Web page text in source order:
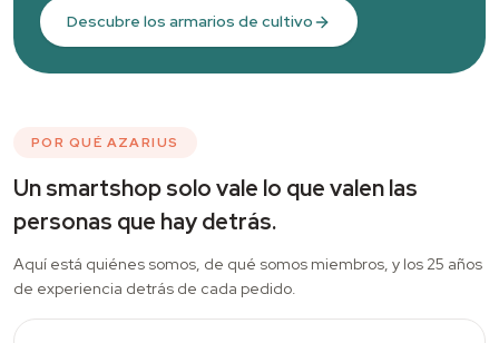
Descubre los armarios de cultivo
POR QUÉ AZARIUS
Un smartshop solo vale lo que valen las
personas que hay detrás.
Aquí está quiénes somos, de qué somos miembros, y los 25 años
de experiencia detrás de cada pedido.